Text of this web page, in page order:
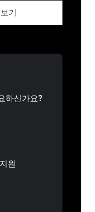
기
하신가요?
원